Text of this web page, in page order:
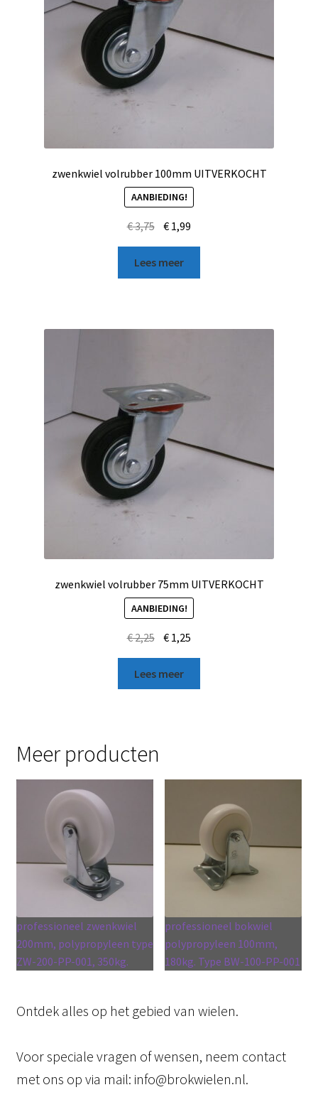
zwenkwiel volrubber 100mm UITVERKOCHT
AANBIEDING!
€3,75 € 1,99
Lees meer
zwenkwiel volrubber 75mm UITVERKOCHT
AANBIEDING!
€2,25 € 1,25
Lees meer
Meer producten
professioneel zwenkwiel
200mm, polypropyleen type
ZW-200-PP-001, 350kg.
professioneel bokwiel
polypropyleen 100mm,
180kg. Type BW-100-PP-001
Ontdek alles op het gebied van wielen.
Voor speciale vragen of wensen, neem contact
met ons op via mail: info@brokwielen.nl.